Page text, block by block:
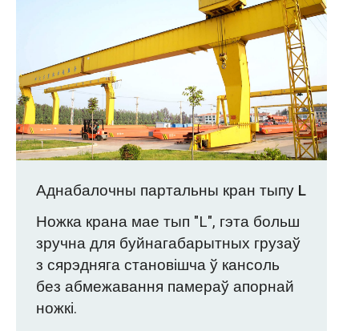
Аднабалочны партальны кран тыпу L
Ножка крана мае тып "L", гэта больш
зручна для буйнагабарытных грузаў
з сярэдняга становішча ў кансоль
без абмежавання памераў апорнай
ножкі.